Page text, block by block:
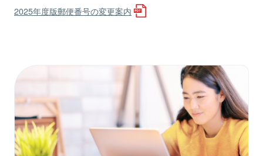
2025年度版郵便番号の変更案内